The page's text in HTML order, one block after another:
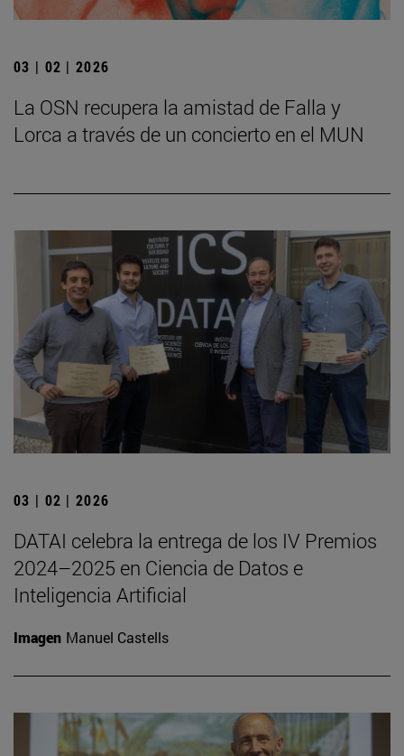
03 | 02 | 2026
La OSN recupera la amistad de Falla y
Lorca a través de un concierto en el MUN
03 | 02 | 2026
DATAI celebra la entrega de los IV Premios
2024–2025 en Ciencia de Datos e
Inteligencia Artificial
Imagen Manuel Castells